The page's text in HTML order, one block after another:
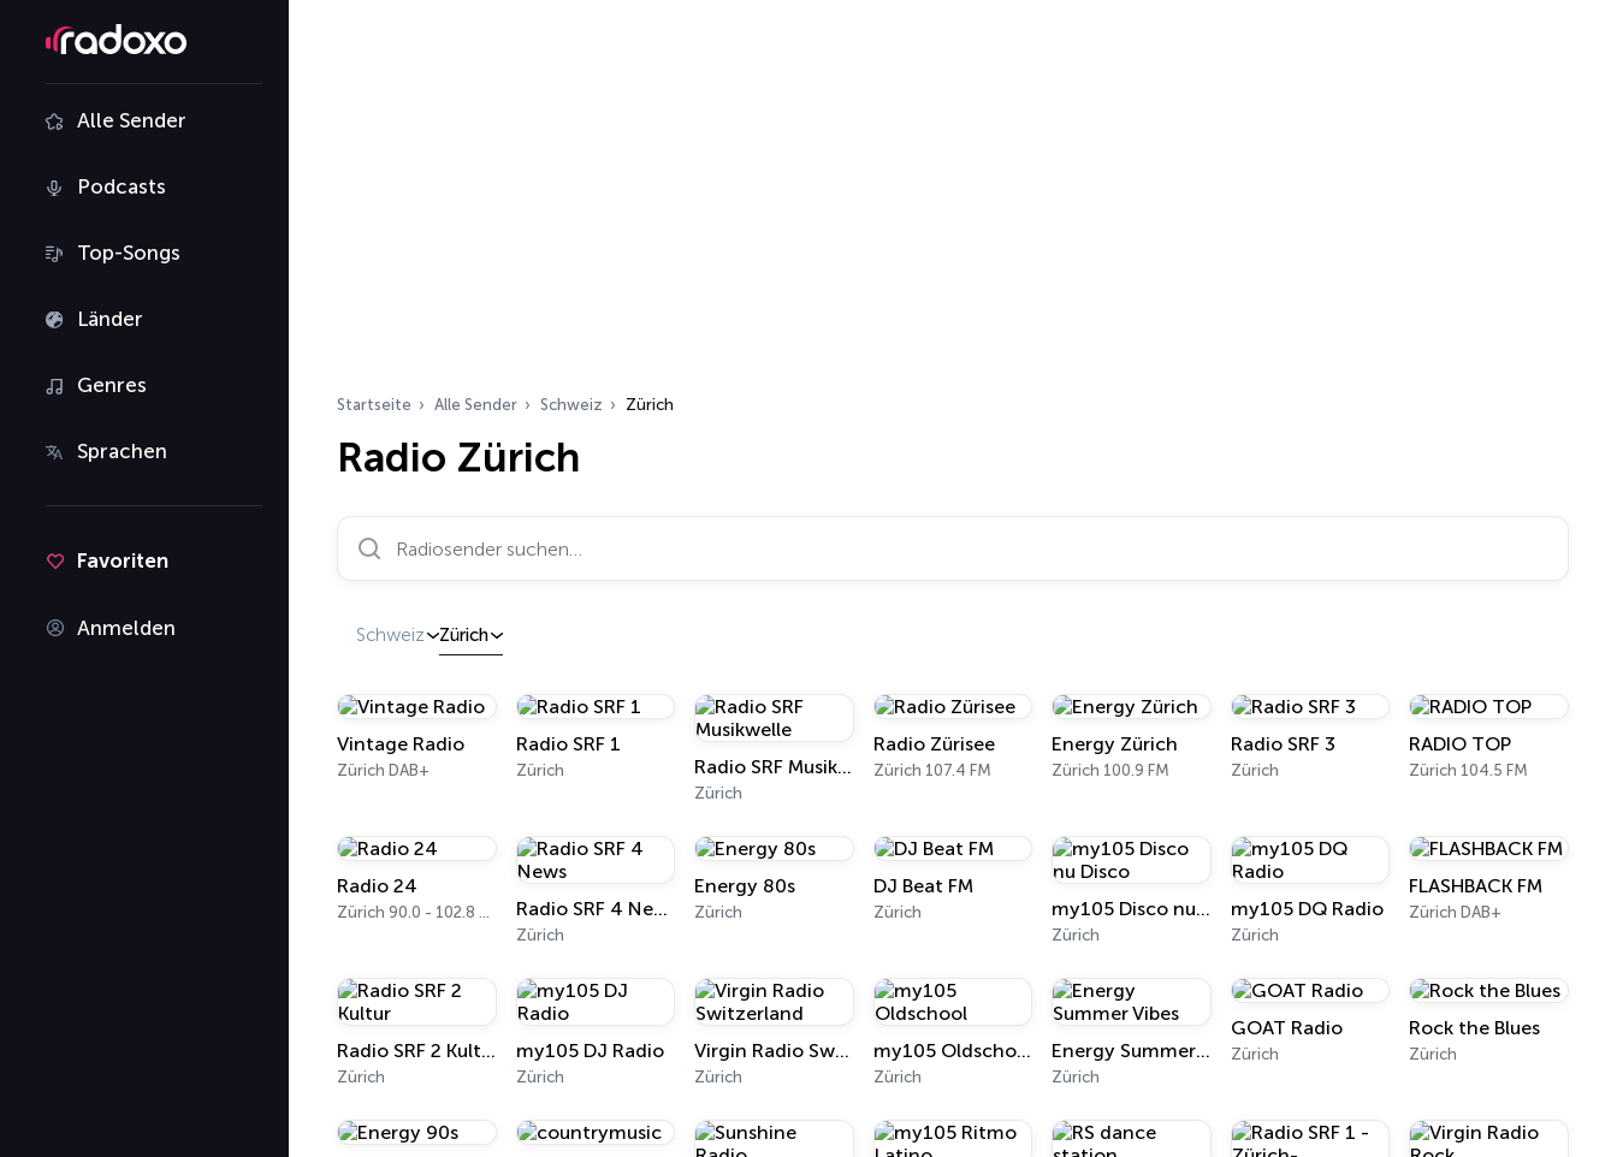
Alle Sender
Podcasts
Top-Songs
Länder
Genres
Sprachen
Favoriten
Anmelden
Startseite Alle Sender Schweiz Zürich
Radio Zürich
Radiosender suchen…
Schweiz Zürich
Vintage Radio
Zürich DAB+
Radio SRF 1
Zürich Radio SRF Musikwelle
Zürich
Radio Zürisee
Zürich 107.4 FM
Energy Zürich
Zürich 100.9 FM
Radio SRF 3
Zürich
RADIO TOP
Zürich 104.5 FM
Radio 24
Zürich 90.0 - 102.8 FM Radio SRF 4 News
Zürich
Energy 80s
Zürich
DJ Beat FM
Zürich my105 Disco nu Disco
Zürich
my105 DQ Radio
Zürich
FLASHBACK FM
Zürich DAB+
Radio SRF 2 Kultur
Zürich
my105 DJ Radio
Zürich
Virgin Radio Switzerland
Zürich
my105 Oldschool
Zürich
Energy Summer Vibes
Zürich
GOAT Radio
Zürich
Rock the Blues
Zürich